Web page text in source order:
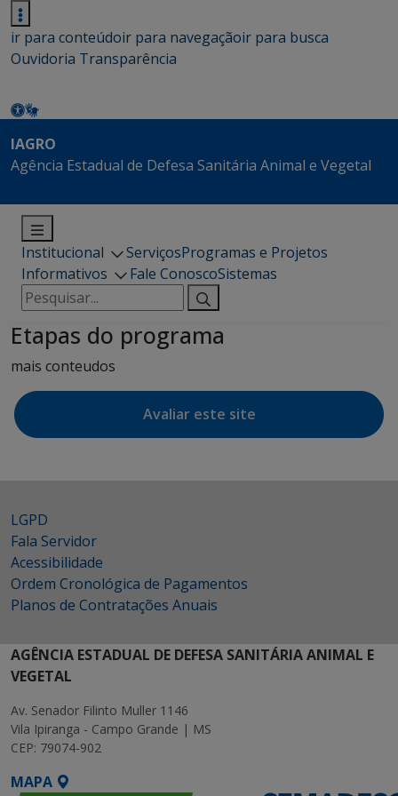
ir para conteúdoir para navegaçãoir para busca
Ouvidoria Transparência
IAGRO
Agência Estadual de Defesa Sanitária Animal e Vegetal
Institucional ServiçosProgramas e Projetos
Informativos
Fale ConoscoSistemas
Pesquisar
por:
Etapas do programa
mais conteudos
Avaliar este site
LGPD
Fala Servidor
Acessibilidade
Ordem Cronológica de Pagamentos
Planos de Contratações Anuais
AGÊNCIA ESTADUAL DE DEFESA SANITÁRIA ANIMAL E
VEGETAL
Av. Senador Filinto Muller 1146
Vila Ipiranga - Campo Grande | MS
CEP: 79074-902
MAPA